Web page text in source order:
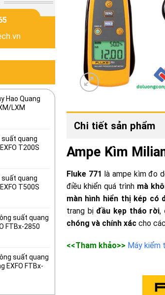
Chi tiết sản phẩm
Ampe Kìm
Fluke 771 là ampe kìm đo
điều khiển quá trình mà
màn hình hiển thị kép có
trang bị đầu kẹp tháo rời,
chóng và chính xáccho
<<Tham khảo>> Máy kiểm
Hao Quang
LXM
suất quang
T200S
suất quang
T500S
suất quang
FTBx-2850
suất quang
EXFO FTBx-